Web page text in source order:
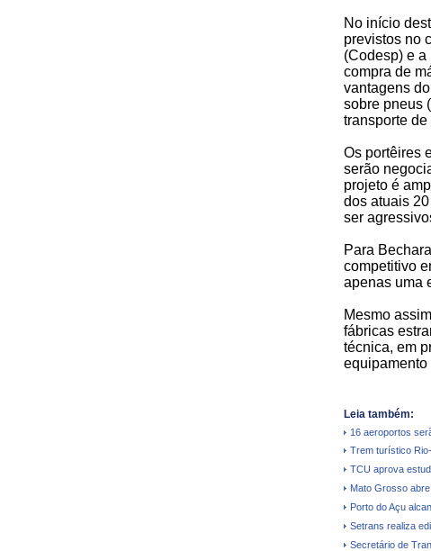
No início
previstos no
(Codesp) e
compra de
vantagens
sobre pneus
transporte
Os portêires
serão
projeto é
dos atuais
ser
Para
competitivo
apenas uma
Mesmo
fábricas
técnica, em
Leia também:
16 aeroportos
Trem turístico
TCU aprova
Mato Grosso
Porto do Açu
Setrans realiza
Secretário de